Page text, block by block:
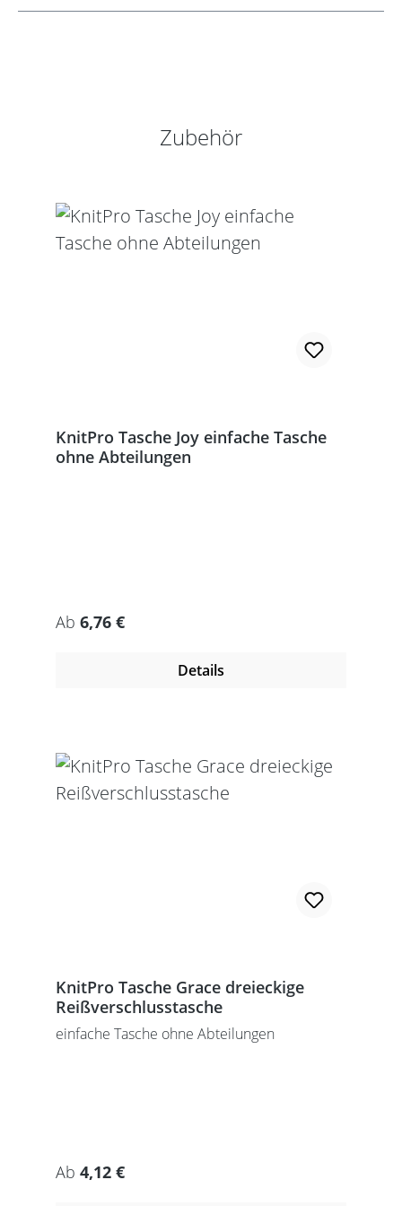
Produktgalerie überspringen
Zubehör
KnitPro Tasche Joy einfache Tasche
ohne Abteilungen
Regulärer Preis:
Ab 6,76 €
Details
KnitPro Tasche Grace dreieckige
Reißverschlusstasche
einfache Tasche ohne Abteilungen
Regulärer Preis:
Ab 4,12 €